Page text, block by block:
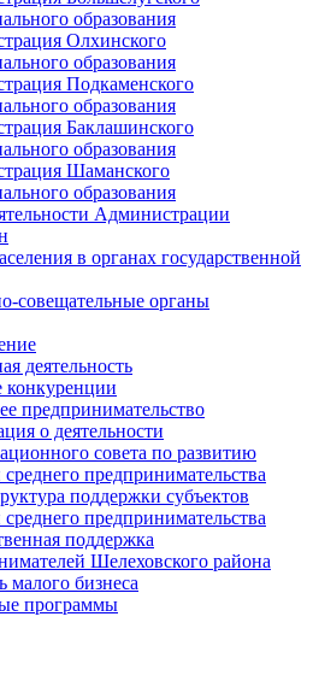
образования
Олхинского
образования
Подкаменского
образования
Баклашинского
образования
Шаманского
образования
Администрации
в органах государственной
совещательные органы
деятельность
конкуренции
предпринимательство
о деятельности
совета по развитию
предпринимательства
поддержки субъектов
предпринимательства
поддержка
Шелеховского района
малого бизнеса
программы